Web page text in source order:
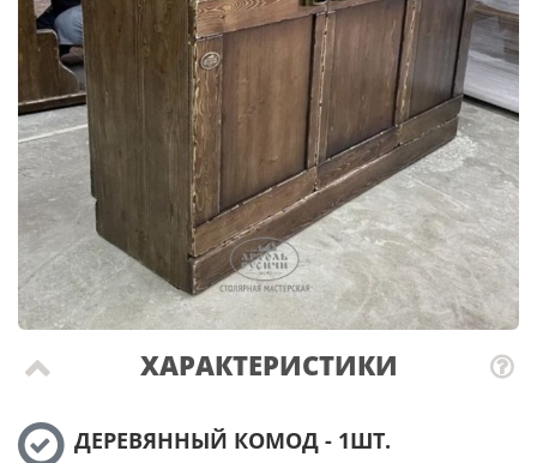
ХАРАКТЕРИСТИКИ
ДЕРЕВЯННЫЙ КОМОД - 1ШТ.